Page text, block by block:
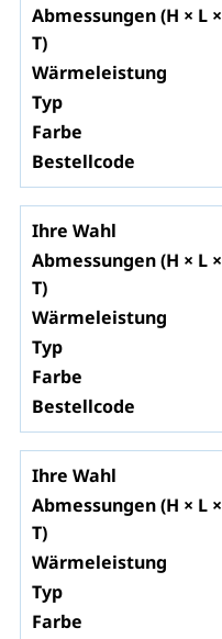
Abmessungen (H × L ×
T)
Wärmeleistung
Typ
Farbe
Bestellcode
Ihre Wahl
Abmessungen (H × L ×
T)
Wärmeleistung
Typ
Farbe
Bestellcode
Ihre Wahl
Abmessungen (H × L ×
T)
Wärmeleistung
Typ
Farbe